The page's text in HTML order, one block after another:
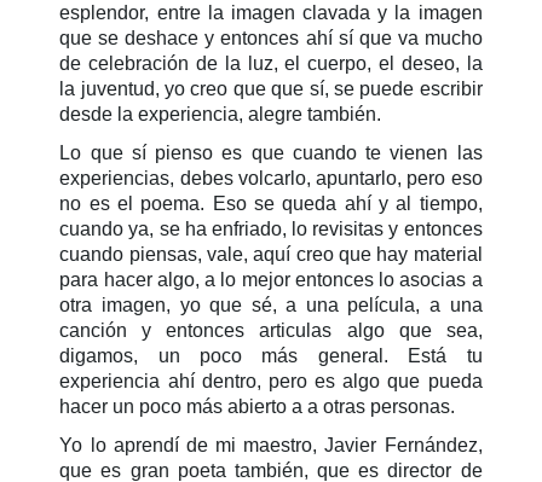
esplendor, entre la imagen clavada y la imagen
que se deshace y entonces ahí sí que va mucho
de celebración de la luz, el cuerpo, el deseo, la
la juventud, yo creo que que sí, se puede escribir
desde la experiencia, alegre también.
Lo que sí pienso es que cuando te vienen las
experiencias, debes volcarlo, apuntarlo, pero eso
no es el poema. Eso se queda ahí y al tiempo,
cuando ya, se ha enfriado, lo revisitas y entonces
cuando piensas, vale, aquí creo que hay material
para hacer algo, a lo mejor entonces lo asocias a
otra imagen, yo que sé, a una película, a una
canción y entonces articulas algo que sea,
digamos, un poco más general. Está tu
experiencia ahí dentro, pero es algo que pueda
hacer un poco más abierto a a otras personas.
Yo lo aprendí de mi maestro, Javier Fernández,
que es gran poeta también, que es director de